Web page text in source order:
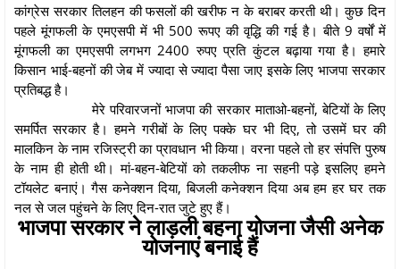
कांग्रेस सरकार तिलहन की फसलों की खरीफ न के बराबर करती थी। कुछ दिन
पहले मूंगफली के एमएसपी में भी 500 रूपए की वृद्धि की गई है। बीते 9 वर्षों में
मूंगफली का एमएसपी लगभग 2400 रुपए प्रति कुंटल बढ़ाया गया है। हमारे
किसान भाई-बहनों की जेब में ज्यादा से ज्यादा पैसा जाए इसके लिए भाजपा सरकार
प्रतिबद्ध है।
मेरे परिवारजनों भाजपा की सरकार माताओ-बहनों, बेटियों के लिए
समर्पित सरकार है। हमने गरीबों के लिए पक्के घर भी दिए, तो उसमें घर की
मालकिन के नाम रजिस्ट्री का प्रावधान भी किया। वरना पहले तो हर संपत्ति पुरुष
के नाम ही होती थी। मां-बहन-बेटियों को तकलीफ ना सहनी पड़े इसलिए हमने
टॉयलेट बनाएं। गैस कनेक्शन दिया, बिजली कनेक्शन दिया अब हम हर घर तक
नल से जल पहुंचने के लिए दिन-रात जुटे हुए हैं।
भाजपा सरकार ने लाड़ली बहना योजना जैसी अनेक
योजनाएं बनाई हैं